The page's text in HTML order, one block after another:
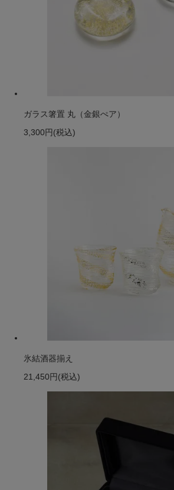
ガラス箸置 丸（金銀ぺア）
3,300円 (税込)
氷結酒器揃え
21,450円 (税込)